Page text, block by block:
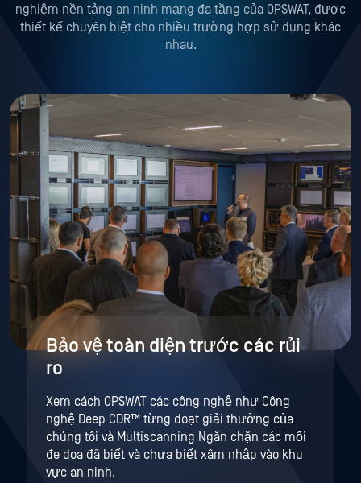
nghiệm nền tảng an ninh mạng đa tầng của OPSWAT, được
thiết kế chuyên biệt cho nhiều trường hợp sử dụng khác
nhau.
Bảo vệ toàn diện trước các rủi
ro
Xem cách OPSWAT các công nghệ như Công
nghệ Deep CDR™ từng đoạt giải thưởng của
chúng tôi và Multiscanning Ngăn chặn các mối
đe dọa đã biết và chưa biết xâm nhập vào khu
vực an ninh.